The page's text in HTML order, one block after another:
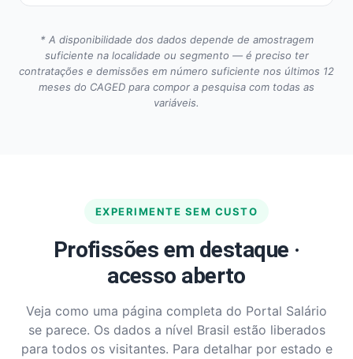
* A disponibilidade dos dados depende de amostragem
suficiente na localidade ou segmento — é preciso ter
contratações e demissões em número suficiente nos últimos 12
meses do CAGED para compor a pesquisa com todas as
variáveis.
EXPERIMENTE SEM CUSTO
Profissões em destaque ·
acesso aberto
Veja como uma página completa do Portal Salário
se parece. Os dados a nível Brasil estão liberados
para todos os visitantes. Para detalhar por estado e